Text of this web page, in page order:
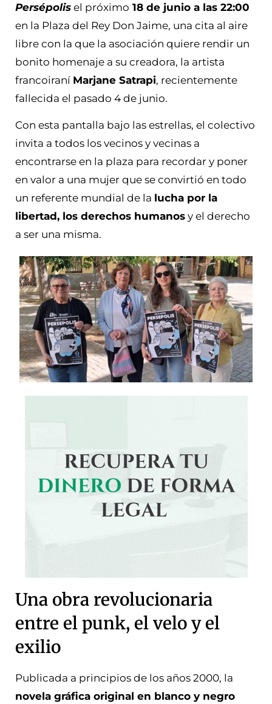
Persépolis el próximo 18 de junio a las 22:00
en la Plaza del Rey Don Jaime, una cita al aire
libre con la que la asociación quiere rendir un
bonito homenaje a su creadora, la artista
francoiraní Marjane Satrapi, recientemente
fallecida el pasado 4 de junio.
Con esta pantalla bajo las estrellas, el colectivo
invita a todos los vecinos y vecinas a
encontrarse en la plaza para recordar y poner
en valor a una mujer que se convirtió en todo
un referente mundial de la lucha por la
libertad, los derechos humanos y el derecho
a ser una misma.
Una obra revolucionaria
entre el punk, el velo y el
exilio
Publicada a principios de los años 2000, la
novela gráfica original en blanco y negro